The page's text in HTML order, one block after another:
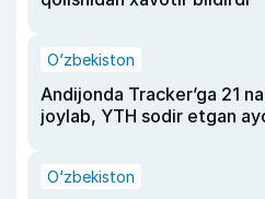
O‘zbekiston
Andijonda Tracker’ga 21
joylab, YTH sodir etgan
O‘zbekiston